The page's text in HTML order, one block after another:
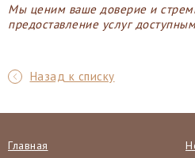
Мы ценим ваше доверие и
предоставление услуг
Назад к списку
Главная